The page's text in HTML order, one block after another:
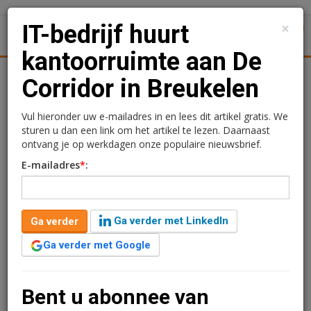
Juridisch | Fiscaal Werk
IT-bedrijf huurt
kantoorruimte aan De
Corridor in Breukelen
Redactie
20 maart 2025 om 15:00
1 minuut leestijd
SolidQ IT heeft een huurovereenkomst gesloten voor
Ook worden er acht parkeerplaatsen gehuurd in de
×
IT-bedrijf huurt
kantoorruimte aan De
Corridor in Breukelen
Vul hieronder uw e-mailadres in en lees dit artikel gratis. We
sturen u dan een link om het artikel te lezen. Daarnaast
ontvang je op werkdagen onze populaire nieuwsbrief.
E-mailadres*:
Ga verder
Ga verder met LinkedIn
Ga verder met Google
Bent u abonnee van